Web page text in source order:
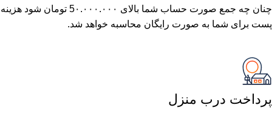
چنان چه جمع صورت حساب شما بالای 5٠.٠٠٠.٠٠٠ تومان شود هزینه
پست برای شما به صورت رایگان محاسبه خواهد شد.
پرداخت درب منزل